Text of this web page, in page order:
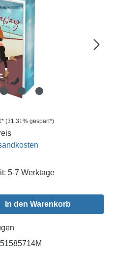
(31.31% gespart*)
5-7 Werktage
den gewünschten
In den Warenkorb